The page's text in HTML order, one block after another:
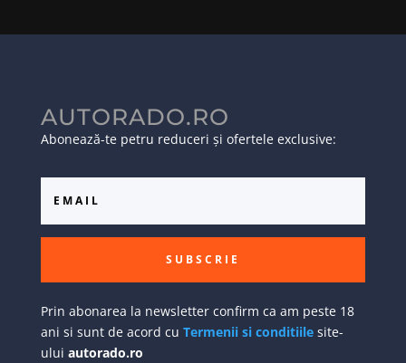
AUTORADO.RO
Abonează-te petru reduceri și ofertele exclusive:
SUBSCRIE
Prin abonarea la newsletter confirm ca am peste 18
ani si sunt de acord cu Termenii si conditiilesite-
ului autorado.ro